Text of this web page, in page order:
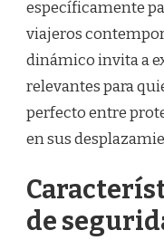
específicamente
viajeros
dinámico invita a
relevantes para
perfecto entre
en sus
de